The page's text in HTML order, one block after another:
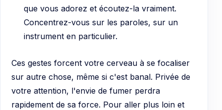
que vous adorez et écoutez-la vraiment.
Concentrez-vous sur les paroles, sur un
instrument en particulier.
Ces gestes forcent votre cerveau à se focaliser
sur autre chose, même si c'est banal. Privée de
votre attention, l'envie de fumer perdra
rapidement de sa force. Pour aller plus loin et